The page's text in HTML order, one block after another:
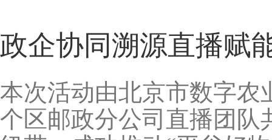
政企协同溯源直播赋
本次活动由北京市数字农
个区邮政分公司直播团队